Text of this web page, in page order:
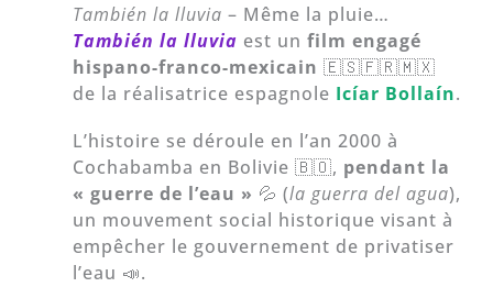
También la lluvia – Même la pluie…
También la lluvia est unfilmengagé
hispano-franco-mexicain🇪🇸🇫🇷🇲🇽
de la réalisatrice espagnole Icíar Bollaín.
L’histoire se déroule en l’an 2000 à
Cochabamba en Bolivie 🇧🇴, pendant la
« guerre de l’eau » 💦 (la guerra del agua),
un mouvement social historique visant à
empêcher le gouvernement de privatiser
l’eau 📣.